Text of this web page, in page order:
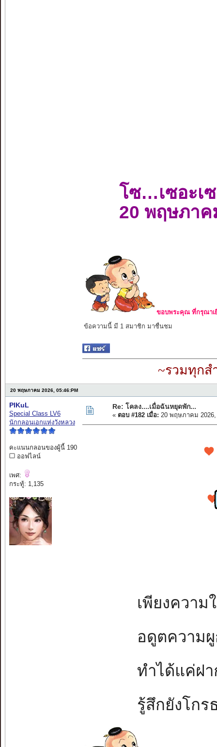
โซ…เซอะเ
20 พฤษภาค
ขอบพระคุณ ที่กรุณาเ
ข้อความนี้ มี 1 สมาชิก มาชื่นชม
~รวมทุกส
20 พฤษภาคม 2026, 05:46:PM
PIKuL
Special Class LV6
นักกลอนเอกแห่งวังหลวง
คะแนนกลอนของผู้นี้ 190
ออฟไลน์
เพศ:
กระทู้: 1,135
Re: โคลง....เมื่อฉันหยุดพัก...
« ตอบ #182 เมื่อ: 20 พฤษภาคม 2026,
เพียงความ
อดูตความ
ทำได้แค่ฝา
รู้สึกยังโกร